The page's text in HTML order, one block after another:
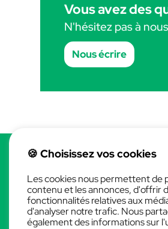
Vous avez des
N'hésitez pas à
Nous écrire
Flow assistance vous
formation AllPlan,
🍪 Choisissez vos cookies
Les cookies nous permettent de
contenu et les annonces, d'offrir
fonctionnalités relatives aux
d'analyser notre trafic. Nous
également des informations sur